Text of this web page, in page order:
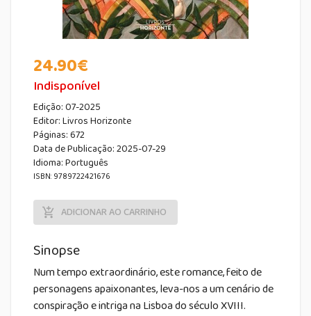
24.90€
Indisponível
Edição:07-2025
Editor:Livros Horizonte
Páginas:672
Data de Publicação:2025-07-29
Idioma:Português
ISBN: 9789722421676
ADICIONAR AO CARRINHO
Sinopse
Num tempo extraordinário, este romance, feito de
personagens apaixonantes, leva-nos a um cenário de
conspiração e intriga na Lisboa do século XVIII.